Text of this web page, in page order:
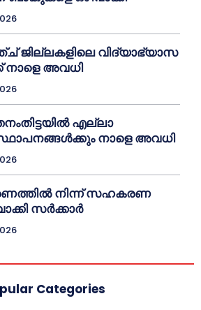
ജില്ലകളിലെ വിദ്യാഭ്യാസ
നാളെ അവധി
എല്ലാ
നാളെ അവധി
നിന്ന് സഹകരണ
സര്‍ക്കാര്‍
Categories